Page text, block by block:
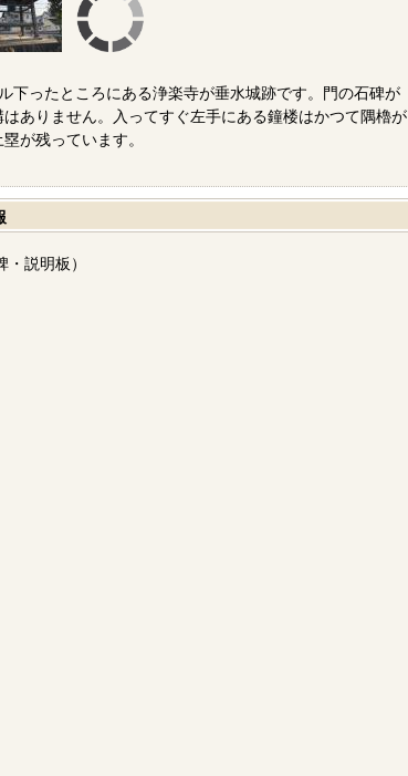
下ったところにある浄楽寺が垂水城跡です。門の石碑が
はありません。入ってすぐ左手にある鐘楼はかつて隅櫓が
が残っています。
・説明板）